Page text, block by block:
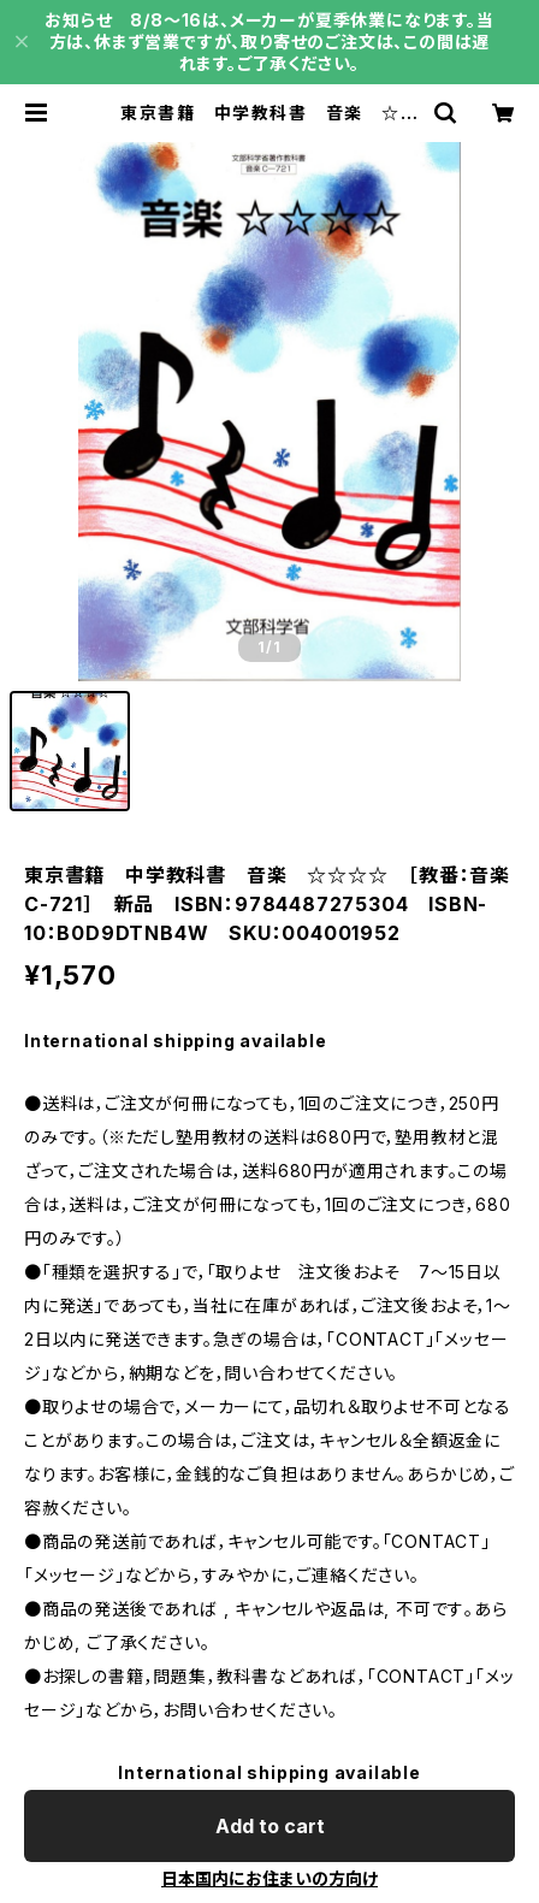
お知らせ 8/8～16は、メーカーが夏季休業になります。当
方は、休まず営業ですが、取り寄せのご注文は、この間は遅
れます。ご了承ください。
東京書籍 中学教科書 音楽 ☆☆
SBN：9784487275304 ISBN-
10：B0D9DTNB4W SKU：0040
01952 | 育之書店（いくのしょてん）
1 /1
東京書籍 中学教科書 音楽 ☆☆☆☆ ［教番：音楽
C-721］ 新品 ISBN：9784487275304 ISBN-
10：B0D9DTNB4W SKU：004001952
¥1,570
International shipping available
●送料は，ご注文が何冊になっても，1回のご注文につき，250円
のみです。（※ただし塾用教材の送料は680円で，塾用教材と混
ざって，ご注文された場合は，送料680円が適用されます。この場
合は，送料は，ご注文が何冊になっても，1回のご注文につき，680
円のみです。）
●「種類を選択する」で，「取りよせ 注文後およそ 7〜15日以
内に発送」であっても，当社に在庫があれば，ご注文後およそ，1〜
2日以内に発送できます。急ぎの場合は，「CONTACT」「メッセー
ジ」などから，納期などを，問い合わせてください。
●取りよせの場合で，メーカーにて，品切れ＆取りよせ不可となる
ことがあります。この場合は，ご注文は，キャンセル＆全額返金に
なります。お客様に，金銭的なご負担はありません。あらかじめ，ご
容赦ください。
●商品の発送前であれば，キャンセル可能です。「CONTACT」
「メッセージ」などから，すみやかに，ご連絡ください。
●商品の発送後であれば , キャンセルや返品は, 不可です｡あら
かじめ, ご了承ください｡
●お探しの書籍，問題集，教科書などあれば，「CONTACT」「メッ
セージ」などから，お問い合わせください。
International shipping available
Add to cart
日本国内にお住まいの方向け